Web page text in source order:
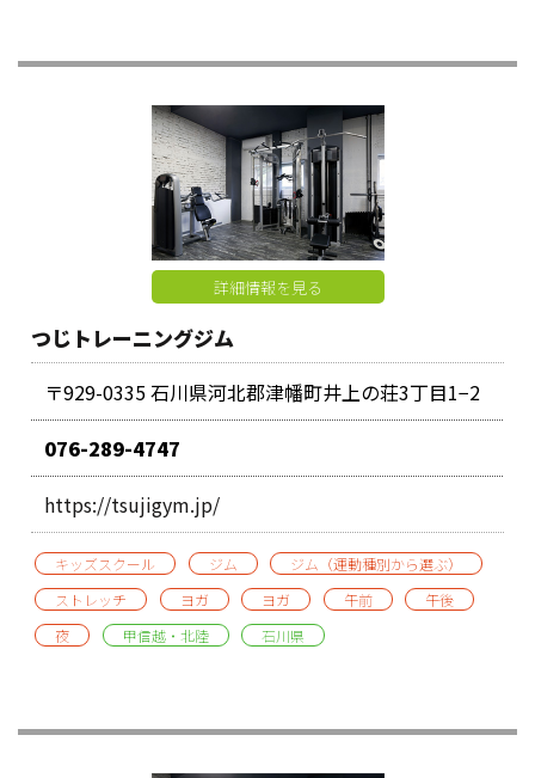
詳細情報を見る
つじトレーニングジム
〒929-0335 石川県河北郡津幡町井上の荘3丁目1−2
076-289-4747
https://tsujigym.jp/
キッズスクール ジム
ジム（運動種別から選ぶ）
ストレッチ
ヨガ ヨガ 午前
午後
夜
甲信越・北陸 石川県